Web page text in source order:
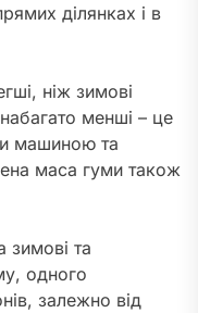
ділянках і в
ніж зимові
менші – це
машиною та
маса гуми також
зимові та
одного
залежно від